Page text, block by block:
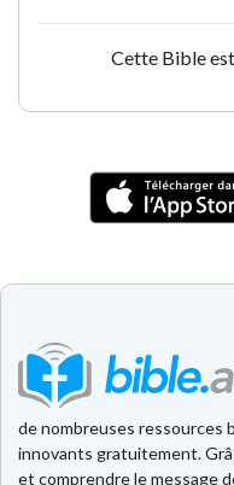
Cette Bible
de nombreuses ressources
innovants gratuitement.
et comprendre le message